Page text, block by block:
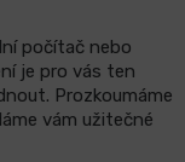
počítač nebo
je pro vás ten
Prozkoumáme
vám užitečné